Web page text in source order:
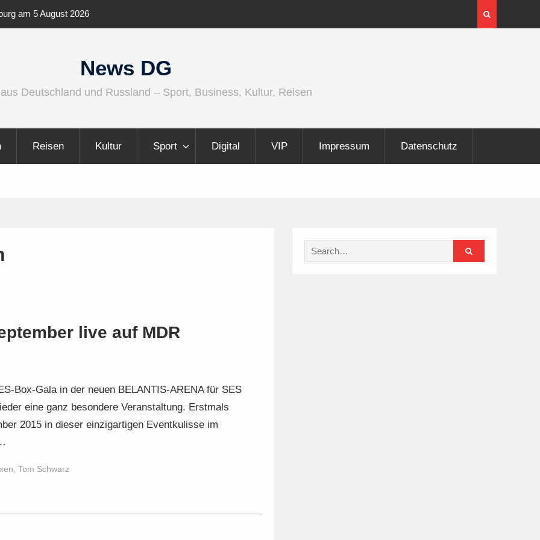
am 5 August 2026
vielfältiger
News DG
Deutschland und Russland – Sport, Business, Kultur, Reisen
Reisen Kultur Sport Digital VIP Impressum Datenschutz
live auf MDR
Box-Gala in der neuen BELANTIS-ARENA für SES
eine ganz besondere Veranstaltung. Erstmals
2015 in dieser einzigartigen Eventkulisse im
Tom Schwarz
Search
for: